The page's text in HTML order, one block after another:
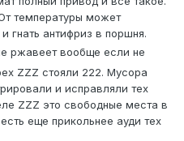
температуры может
гнать антифриз в поршня.
ржавеет вообще если не
ZZZ стояли 222. Мусора
и исправляли тех
ZZZ это свободные места в
еще прикольнее ауди тех